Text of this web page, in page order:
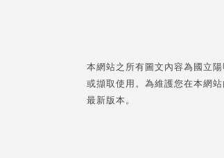
本網站之所有圖文內容為國立
或擷取使用。為維護您在本網
最新版本。